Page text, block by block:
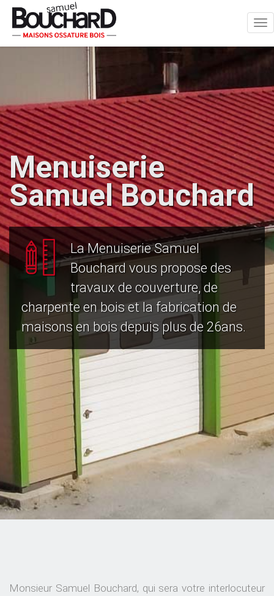
Menuiserie
Samuel Bouchard
La Menuiserie Samuel
Bouchard vous propose des
travaux de couverture, de
charpente en bois et la fabrication de
maisons en bois depuis plus de 26ans.
Monsieur Samuel Bouchard, qui sera votre interlocuteur